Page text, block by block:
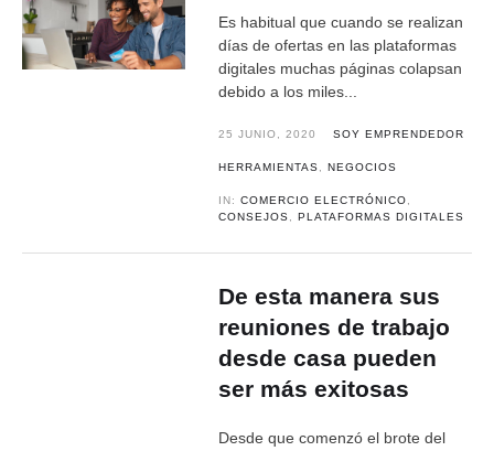
Es habitual que cuando se realizan
días de ofertas en las plataformas
digitales muchas páginas colapsan
debido a los miles...
25 JUNIO, 2020 SOY EMPRENDEDOR
HERRAMIENTAS ,NEGOCIOS
IN:COMERCIO ELECTRÓNICO
CONSEJOS
,PLATAFORMAS DIGITALES
De esta manera sus
reuniones de trabajo
desde casa pueden
ser más exitosas
Desde que comenzó el brote del